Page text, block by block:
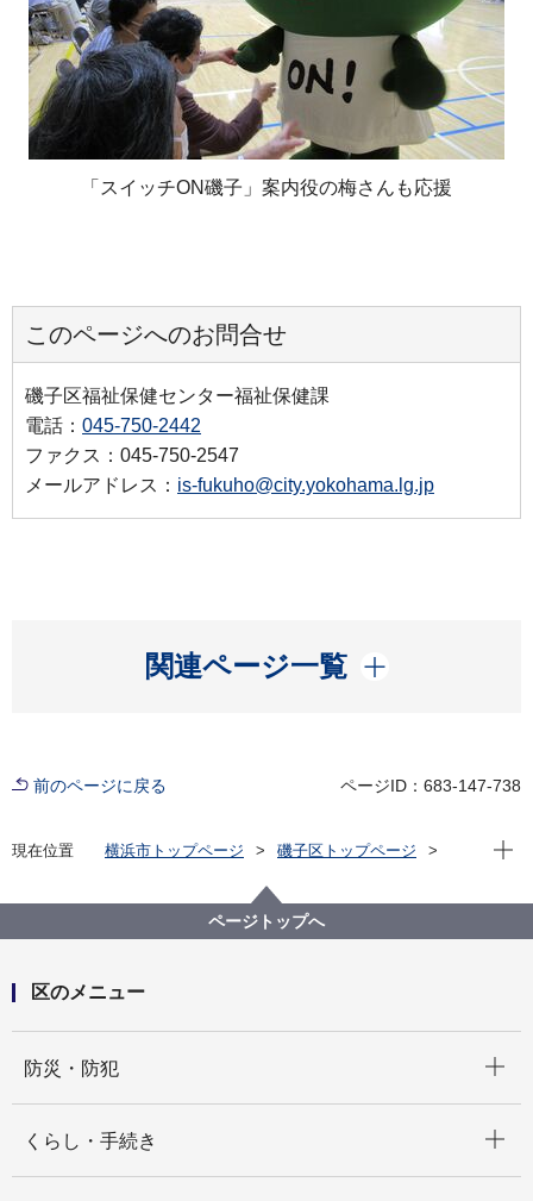
「スイッチON磯子」案内役の梅さんも応援
このページへのお問合せ
磯子区福祉保健センター福祉保健課
電話： 045-750-2442
ファクス：045-750-2547
メールアドレス： is-fukuho@city.yokohama.lg.jp
関連ページ一覧
開く
前のページに戻る ページID：683-147-738
現在位置 横浜市トップページ
磯子区トップページ
ISOGOフォトニュース
第32回磯子地区ふれあい運動会が開催されました！
現在
ページトップへ
区のメニュー
防災・防犯
くらし・手続き